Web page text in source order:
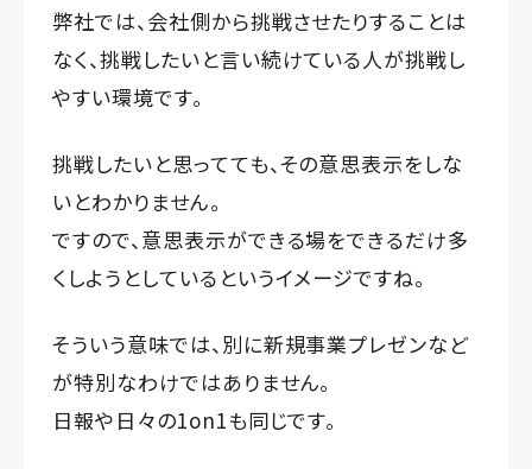
弊社では、会社側から挑戦させたりすることは
なく、挑戦したいと言い続けている人が挑戦し
やすい環境です。
挑戦したいと思ってても、その意思表示をしな
いとわかりません。
ですので、意思表示ができる場をできるだけ多
くしようとしているというイメージですね。
そういう意味では、別に新規事業プレゼンなど
が特別なわけではありません。
日報や日々の1on1も同じです。